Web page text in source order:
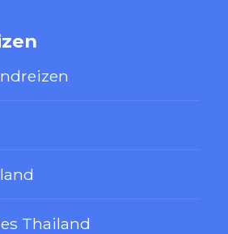
Thailand